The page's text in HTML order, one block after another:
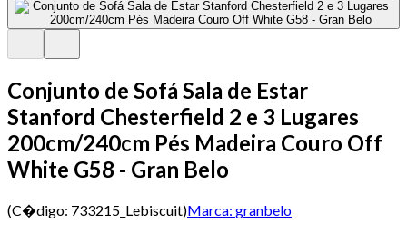
Conjunto de Sofá Sala de Estar
Stanford Chesterfield 2 e 3 Lugares
200cm/240cm Pés Madeira Couro Off
White G58 - Gran Belo
(C�digo: 733215_Lebiscuit)Marca: granbelo